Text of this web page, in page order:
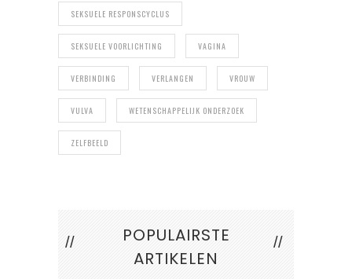
SEKSUELE RESPONSCYCLUS
SEKSUELE VOORLICHTING VAGINA
VERBINDING VERLANGEN VROUW
VULVA WETENSCHAPPELIJK ONDERZOEK
ZELFBEELD
POPULAIRSTE
ARTIKELEN